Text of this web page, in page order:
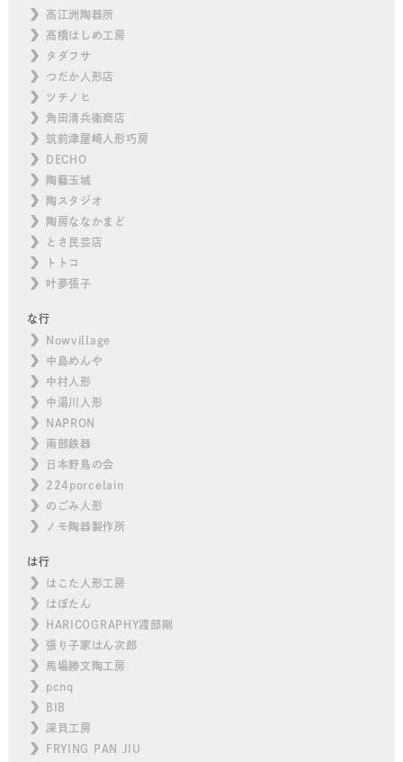
高江洲陶器所
高橋はしめ工房
タダフサ
つだか人形店
ツチノヒ
角田清兵衛商店
筑前津屋崎人形巧房
DECHO
陶藝玉城
陶スタジオ
陶房ななかまど
とさ民芸店
トトコ
叶夢張子
な行
Nowvillage
中島めんや
中村人形
中湯川人形
NAPRON
南部鉄器
日本野鳥の会
224porcelain
のごみ人形
ノモ陶器製作所
は行
はこた人形工房
はぼたん
HARICOGRAPHY渡部剛
張り子家はん次郎
馬場勝文陶工房
pcnq
BIB
深貝工房
FRYING PAN JIU